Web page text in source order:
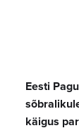
Eesti
käigus